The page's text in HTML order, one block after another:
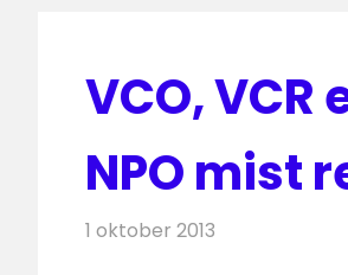
VCO, VCR
NPO mist
1 oktober 2013